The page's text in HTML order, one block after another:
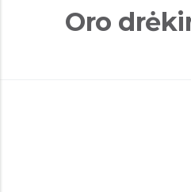
Oro